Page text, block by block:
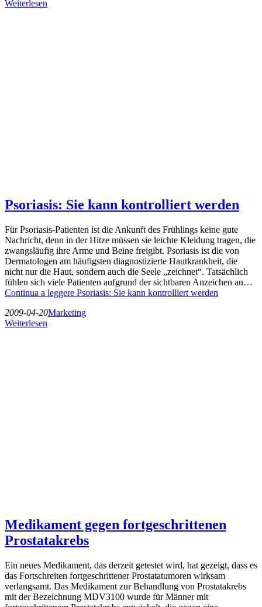
Weiterlesen
Psoriasis: Sie kann kontrolliert werden
Für Psoriasis-Patienten ist die Ankunft des Frühlings keine gute
Nachricht, denn in der Hitze müssen sie leichte Kleidung tragen, die
zwangsläufig ihre Arme und Beine freigibt. Psoriasis ist die von
Dermatologen am häufigsten diagnostizierte Hautkrankheit, die
nicht nur die Haut, sondern auch die Seele „zeichnet“. Tatsächlich
fühlen sich viele Patienten aufgrund der sichtbaren Anzeichen an…
Continua a leggere Psoriasis: Sie kann kontrolliert werden
2009-04-20Marketing
Weiterlesen
Medikament gegen fortgeschrittenen
Prostatakrebs
Ein neues Medikament, das derzeit getestet wird, hat gezeigt, dass es
das Fortschreiten fortgeschrittener Prostatatumoren wirksam
verlangsamt. Das Medikament zur Behandlung von Prostatakrebs
mit der Bezeichnung MDV3100 wurde für Männer mit